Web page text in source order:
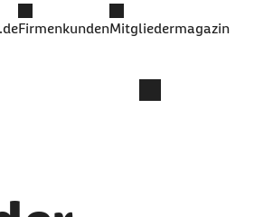
FirmenkundenMitgliedermagazin